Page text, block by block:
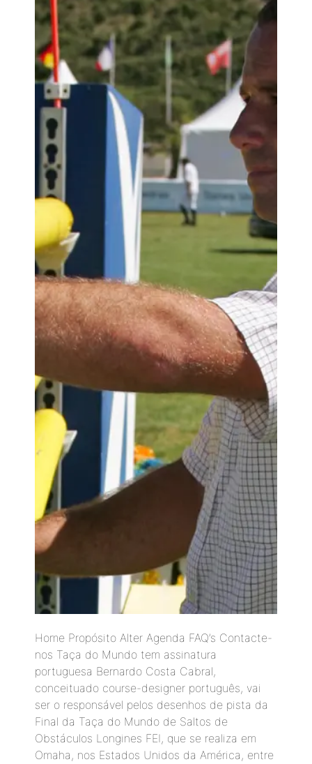
Home Propósito Alter Agenda FAQ’s Contacte-
nos Taça do Mundo tem assinatura
portuguesa Bernardo Costa Cabral,
conceituado course-designer português, vai
ser o responsável pelos desenhos de pista da
Final da Taça do Mundo de Saltos de
Obstáculos Longines FEI, que se realiza em
Omaha, nos Estados Unidos da América, entre